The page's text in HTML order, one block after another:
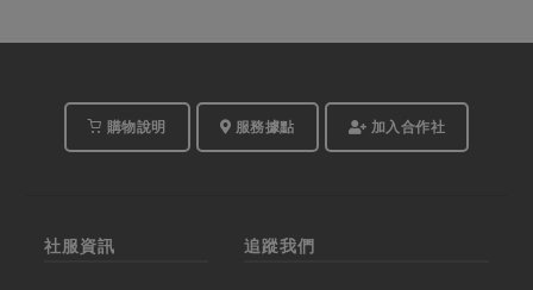
購物說明 服務據點 加入合作社
社服資訊 追蹤我們